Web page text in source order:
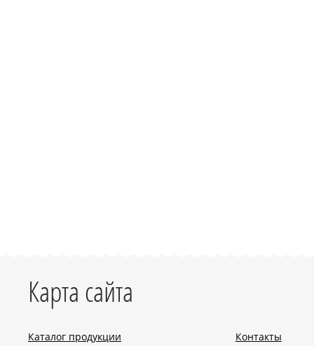
Карта сайта
Каталог продукции Контакты